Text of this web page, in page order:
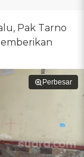
Pak Tarno
Perbesar